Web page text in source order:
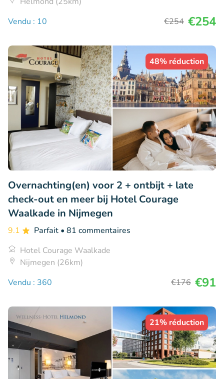
Vendu : 10
€254 €254
48% réduction
Overnachting(en) voor 2 + ontbijt + late
check-out en meer bij Hotel Courage
Waalkade in Nijmegen
9.1 Parfait • 81 commentaires
Hotel Courage Waalkade
Nijmegen (26km)
Vendu : 360
€176 €91
21% réduction